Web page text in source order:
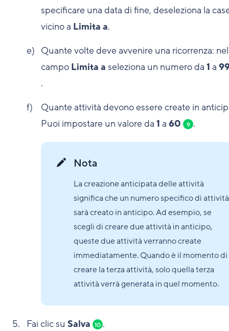
specificare una data di fine, deseleziona la
vicino a Limita a.
Quante volte deve avvenire una ricorrenza: nel
campo Limita a seleziona un numero da 1 a
.
Quante attività devono essere create in
Puoi impostare un valore da 1 a 60 9 .
Nota
La creazione anticipata delle attività
significa che un numero specifico di attività
sarà creato in anticipo. Ad esempio, se
scegli di creare due attività in anticipo,
queste due attività verranno create
immediatamente. Quando è il momento di
creare la terza attività, solo quella terza
attività verrà generata in quel momento.
Fai clic su Salva 10 .